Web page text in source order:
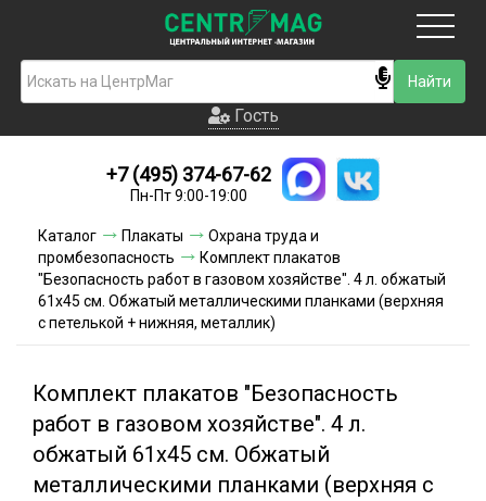
Гость
Новинки
Условия доставки
Условия оплаты
Контакты
Гость
+7 (495) 374-67-62
Пн-Пт 9:00-19:00
Каталог Плакаты
Охрана труда и
промбезопасность
Комплект плакатов
"Безопасность работ в газовом хозяйстве". 4 л. обжатый
61х45 см. Обжатый металлическими планками (верхняя
с петелькой + нижняя, металлик)
Комплект плакатов "Безопасность
работ в газовом хозяйстве". 4 л.
обжатый 61х45 см. Обжатый
металлическими планками (верхняя с